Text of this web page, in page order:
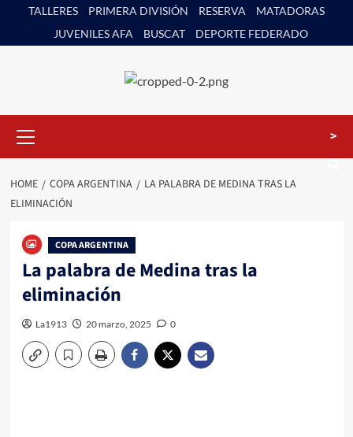
content
TALLERES PRIMERA DIVISIÓN RESERVA
MATADORAS
JUVENILES AFA
BUSCAT DEPORTE FEDERADO
Menu
>
HOME COPA ARGENTINA
LA PALABRA DE MEDINA TRAS LA
ELIMINACIÓN
COPA ARGENTINA
La palabra de Medina tras la
eliminación
La1913 20 marzo, 2025 0